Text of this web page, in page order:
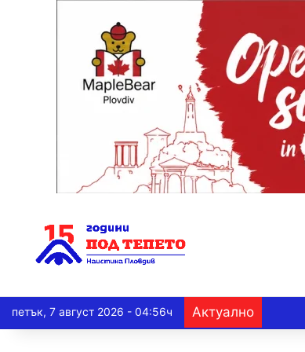
петък, 7 август 2026 - 04:56ч Актуално